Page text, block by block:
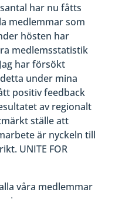
har nu fåtts
medlemmar som
hösten har
medlemsstatistik
har försökt
under mina
positiv feedback
av regionalt
ställe att
är nyckeln till
UNITE FOR
våra medlemmar